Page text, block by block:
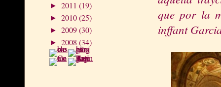
► 2011 (19)
► 2010(25)
► 2009(30)
► 2008 (34)
que por la
inffant